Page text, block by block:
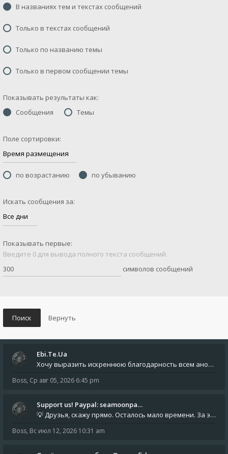
В названиях тем и текстах сообщений
Только в текстах сообщений
Только по названию темы
Только в первом сообщении темы
Показывать результаты как:
Сообщения
Темы
Поле сортировки:
по возрастанию по убыванию
Искать сообщения за:
Показывать первые:
Введите 0 для вывода полного текста сообщений.
символов сообщений
Ebi.Te.Ua
Хочу выразить искреннюю благодарность всем анонимным пользователям, которые поддержали наше сообщество финансово. Благод
Boss, Ср авг 05, 2026 6:45 pm
Support us! Paypal: seamoonpa…
💡 Друзья, скажу прямо. Осталось мало времени. За это время нам нужно закрыть последние обязательные расходы: около 500
Boss, Вс июл 12, 2026 10:31 am